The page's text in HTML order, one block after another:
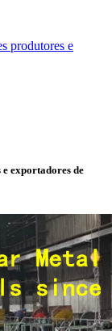
produtores e
exportadores de